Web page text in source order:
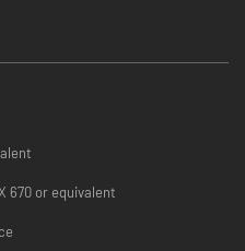
from aspiring rookie to world
and SLAMMING to the top of the
670 or equivalent